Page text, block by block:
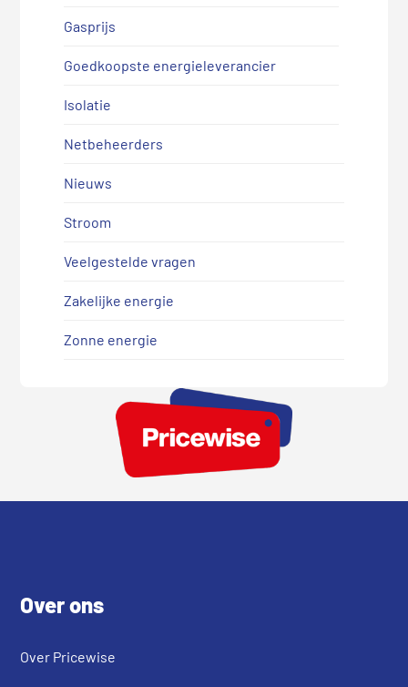
Gasprijs
Goedkoopste energieleverancier
Isolatie
Netbeheerders
Nieuws
Stroom
Veelgestelde vragen
Zakelijke energie
Zonne energie
Over ons
Over Pricewise